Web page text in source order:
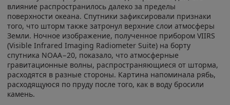
влияние распространилось далеко за пределы
поверхности океана. Спутники зафиксировали признаки
того, что шторм также затронул верхние слои атмосферы
Земли. Ночное изображение, полученное прибором VIIRS
(Visible Infrared Imaging Radiometer Suite) на борту
спутника NOAA−20, показало, что атмосферные
гравитационные волны, распространяющиеся от шторма,
расходятся в разные стороны. Картина напоминала рябь,
расходящуюся по пруду после того, как в воду бросили
камень.